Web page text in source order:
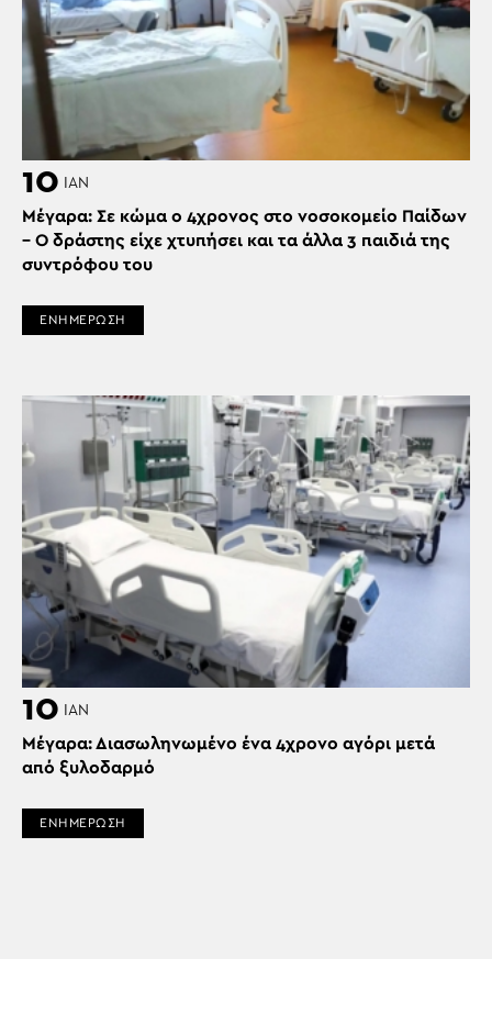
10 ΙΑΝ
Μέγαρα: Σε κώμα ο 4χρονος στο νοσοκομείο Παίδων
– Ο δράστης είχε χτυπήσει και τα άλλα 3 παιδιά της
συντρόφου του
ΕΝΗΜΕΡΩΣΗ
10 ΙΑΝ
Μέγαρα: Διασωληνωμένο ένα 4χρονο αγόρι μετά
από ξυλοδαρμό
ΕΝΗΜΕΡΩΣΗ